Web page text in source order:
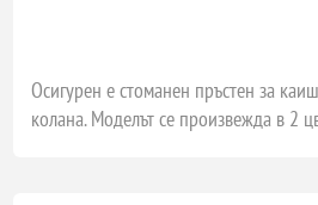
Осигурен е стоманен пръстен за
колана. Моделът се произвежда в 2